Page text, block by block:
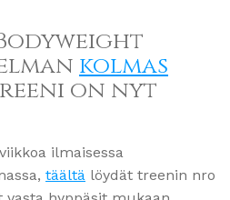
kolmas
on nyt
ilmaisessa
täältä löydät treenin nro